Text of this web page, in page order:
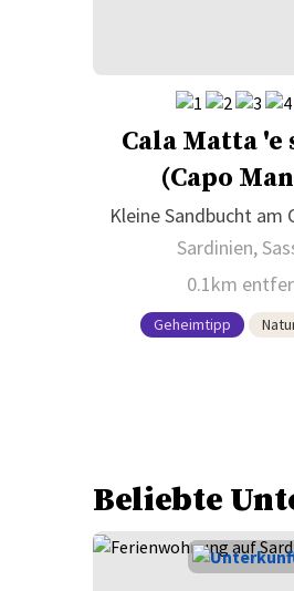
Cala Matta 'e
(Capo
Kleine Sandbucht am
Sardinien,
0.1km
Geheimtipp
Beliebte